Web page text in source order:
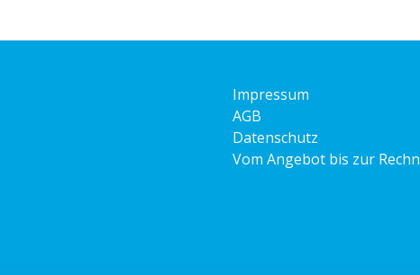
Impressum
AGB
Datenschutz
Vom Angebot bis zur